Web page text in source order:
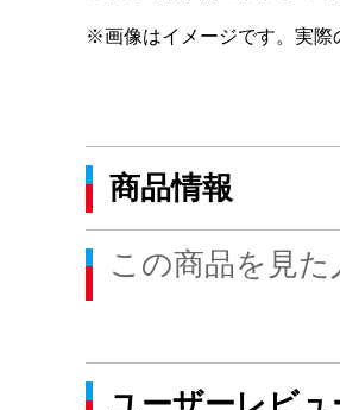
※画像はイメージです。実際
商品情報
この商品を見